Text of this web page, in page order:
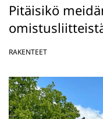
Pitäisikö
RAKENTEET